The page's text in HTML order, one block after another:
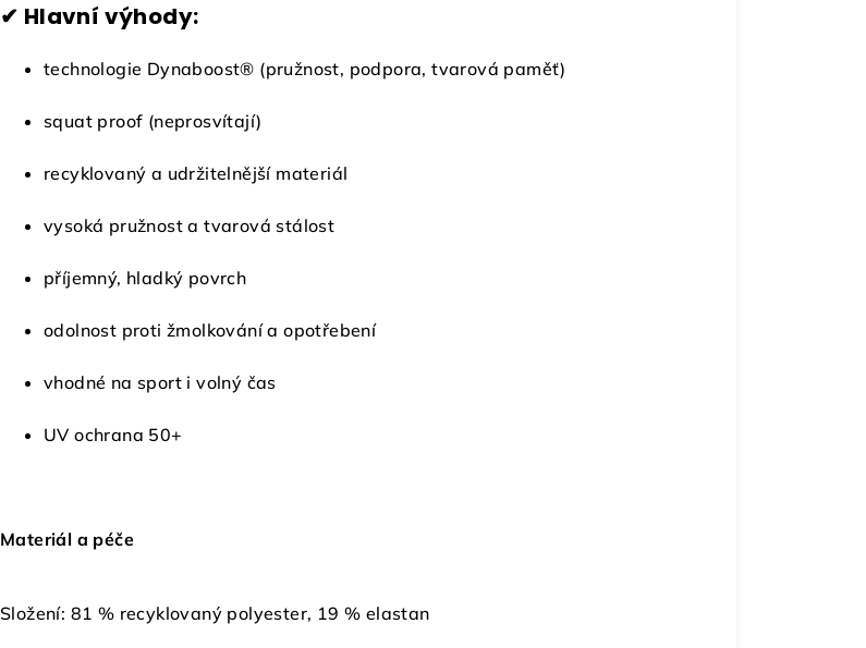
✔ Hlavní výhody:
technologie Dynaboost® (pružnost, podpora, tvarová paměť)
squat proof (neprosvítají)
recyklovaný a udržitelnější materiál
vysoká pružnost a tvarová stálost
příjemný, hladký povrch
odolnost proti žmolkování a opotřebení
vhodné na sport i volný čas
UV ochrana 50+
Materiál a péče
Složení: 81 % recyklovaný polyester, 19 % elastan